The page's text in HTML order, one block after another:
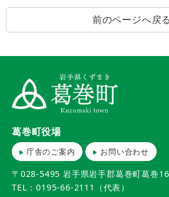
前のページへ戻る
葛巻町役場
庁舎のご案内 お問い合わせ
〒028-5495 岩手県岩手郡葛巻町葛巻
TEL：0195-66-2111（代表）